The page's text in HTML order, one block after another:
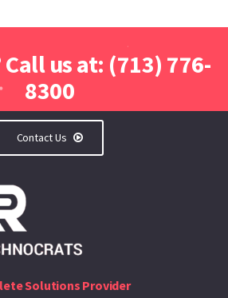
us at: (713) 776-
8300
Contact Us
Solutions Provider